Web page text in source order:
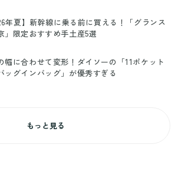
年夏】新幹線に乗る前に買える！「グランス
」限定おすすめ手土産5選
幅に合わせて変形！ダイソーの「11ポケット
ッグインバッグ」が優秀すぎる
もっと見る